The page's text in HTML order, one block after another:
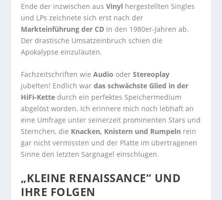
Ende der inzwischen ausVinyl hergestellten Singles
und LPs zeichnete sich erst nach der
Markteinführung der CD in den 1980er-Jahren ab.
Der drastische Umsatzeinbruch schien die
Apokalypse einzuläuten.
Fachzeitschriften wieAudio oderStereoplay
jubelten! Endlich wardas schwächste Glied in der
HiFi-Kette durch ein perfektes Speichermedium
abgelöst worden. Ich erinnere mich noch lebhaft an
eine Umfrage unter seinerzeit prominenten Stars und
Sternchen, die Knacken, Knistern und Rumpeln rein
gar nicht vermissten und der Platte im übertragenen
Sinne den letzten Sargnagel einschlugen.
„KLEINE RENAISSANCE“ UND
IHRE FOLGEN